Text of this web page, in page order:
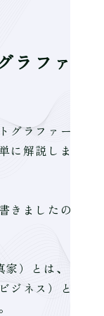
ラファ
グラファー/
に解説しま
きましたの
）とは、ク
ジネス）とし